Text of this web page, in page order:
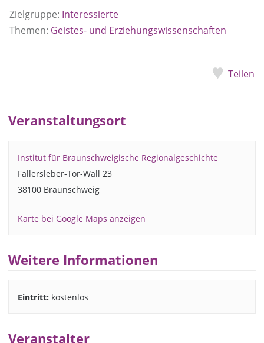
Zielgruppe: Interessierte
Themen: Geistes- und Erziehungswissenschaften
Teilen
Veranstaltungsort
Institut für Braunschweigische Regionalgeschichte
Fallersleber-Tor-Wall 23
38100 Braunschweig
Karte bei Google Maps anzeigen
Weitere Informationen
Eintritt: kostenlos
Veranstalter